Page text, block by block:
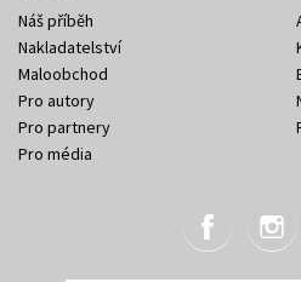
Náš příběh
Nakladatelství
Maloobchod
Pro autory
Pro partnery
Pro média